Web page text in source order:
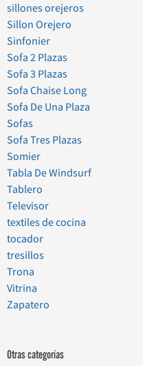
sillones orejeros
Sillon Orejero
Sinfonier
Sofa 2 Plazas
Sofa 3 Plazas
Sofa Chaise Long
Sofa De Una Plaza
Sofas
Sofa Tres Plazas
Somier
Tabla De Windsurf
Tablero
Televisor
textiles de cocina
tocador
tresillos
Trona
Vitrina
Zapatero
Otras categorías